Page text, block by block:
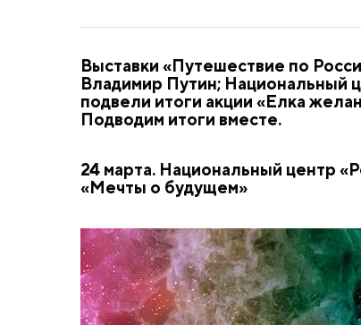
Выставки «Путешествие по
Владимир Путин; Национальный
подвели итоги акции «Елка
Подводим итоги вместе.
24 марта. Национальный центр
«Мечты о будущем»